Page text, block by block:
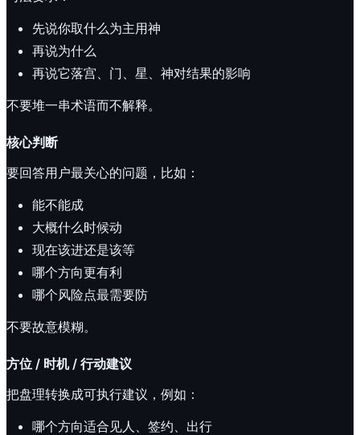
先说你取什么为主用神
再说为什么
再说它落宫、门、星、神对结果的影响
不要堆一串术语而不解释。
核心判断
要回答用户最关心的问题，比如：
能不能成
大概什么时候动
现在该进还是该等
哪个方向更有利
哪个风险点最需要防
不要故意模糊。
方位 / 时机 / 行动建议
把盘理转换成可执行建议，例如：
哪个方向适合见人、签约、出行